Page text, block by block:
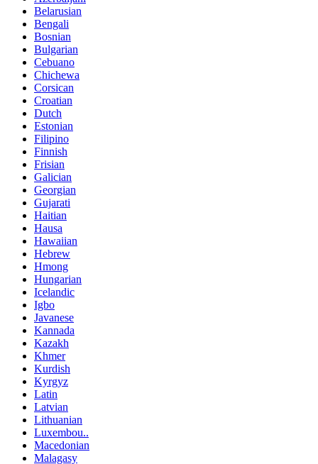
Belarusian
Bengali
Bosnian
Bulgarian
Cebuano
Chichewa
Corsican
Croatian
Dutch
Estonian
Filipino
Finnish
Frisian
Galician
Georgian
Gujarati
Haitian
Hausa
Hawaiian
Hebrew
Hmong
Hungarian
Icelandic
Igbo
Javanese
Kannada
Kazakh
Khmer
Kurdish
Kyrgyz
Latin
Latvian
Lithuanian
Luxembou..
Macedonian
Malagasy